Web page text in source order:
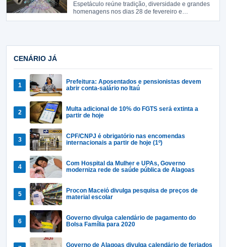
Espetáculo reúne tradição, diversidade e grandes
homenagens nos dias 28 de fevereiro e…
CENÁRIO JÁ
Prefeitura: Aposentados e pensionistas devem
abrir conta-salário no Itaú
Multa adicional de 10% do FGTS será extinta a
partir de hoje
CPF/CNPJ é obrigatório nas encomendas
internacionais a partir de hoje (1º)
Com Hospital da Mulher e UPAs, Governo
moderniza rede de saúde pública de Alagoas
Procon Maceió divulga pesquisa de preços de
material escolar
Governo divulga calendário de pagamento do
Bolsa Família para 2020
Governo de Alagoas divulga calendário de feriados